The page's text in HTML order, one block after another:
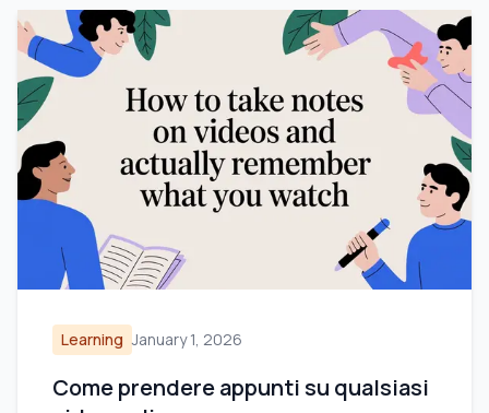
Learning January 1, 2026
Come prendere appunti su qualsiasi